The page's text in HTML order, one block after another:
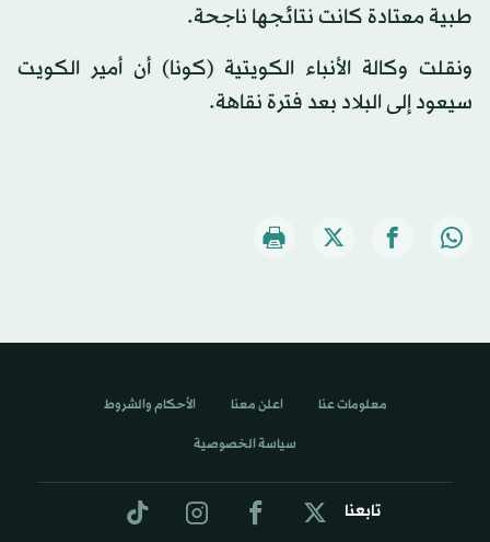
طبية معتادة كانت نتائجها ناجحة.
ونقلت وكالة الأنباء الكويتية (كونا) أن أمير الكويت
سيعود إلى البلاد بعد فترة نقاهة.
تابعنا
معلومات عنا اعلن معنا الأحكام والشروط
سياسة الخصوصية